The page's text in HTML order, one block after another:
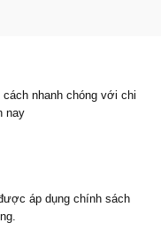
nhanh chóng với chi
nay
áp dụng chính sách